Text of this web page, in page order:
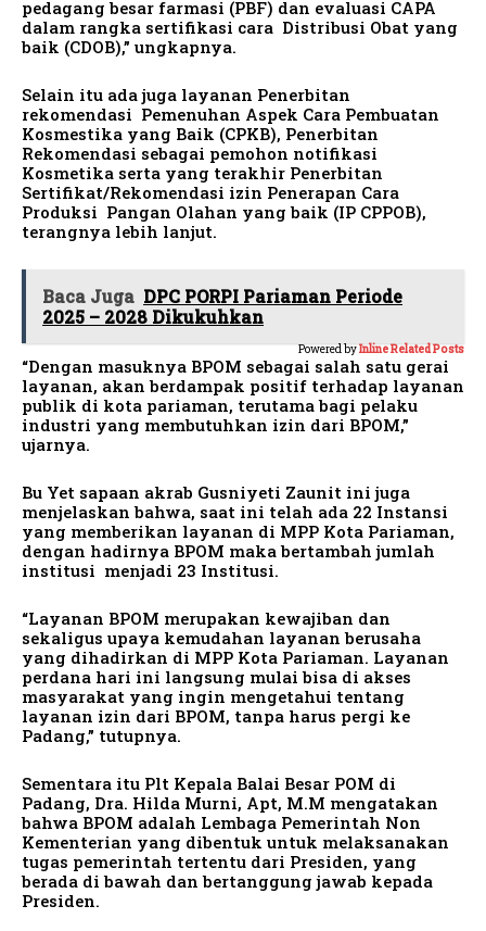
pedagang besar farmasi (PBF) dan evaluasi CAPA
dalam rangka sertifikasi cara Distribusi Obat yang
baik (CDOB),” ungkapnya.
Selain itu ada juga layanan Penerbitan
rekomendasi Pemenuhan Aspek Cara Pembuatan
Kosmestika yang Baik (CPKB), Penerbitan
Rekomendasi sebagai pemohon notifikasi
Kosmetika serta yang terakhir Penerbitan
Sertifikat/Rekomendasi izin Penerapan Cara
Produksi Pangan Olahan yang baik (IP CPPOB),
terangnya lebih lanjut.
Baca Juga DPC PORPI Pariaman Periode
2025 – 2028 Dikukuhkan
Powered byInline Related Posts
“Dengan masuknya BPOM sebagai salah satu gerai
layanan, akan berdampak positif terhadap layanan
publik di kota pariaman, terutama bagi pelaku
industri yang membutuhkan izin dari BPOM,”
ujarnya.
Bu Yet sapaan akrab Gusniyeti Zaunit ini juga
menjelaskan bahwa, saat ini telah ada 22 Instansi
yang memberikan layanan di MPP Kota Pariaman,
dengan hadirnya BPOM maka bertambah jumlah
institusi menjadi 23 Institusi.
“Layanan BPOM merupakan kewajiban dan
sekaligus upaya kemudahan layanan berusaha
yang dihadirkan di MPP Kota Pariaman. Layanan
perdana hari ini langsung mulai bisa di akses
masyarakat yang ingin mengetahui tentang
layanan izin dari BPOM, tanpa harus pergi ke
Padang,” tutupnya.
Sementara itu Plt Kepala Balai Besar POM di
Padang, Dra. Hilda Murni, Apt, M.M mengatakan
bahwa BPOM adalah Lembaga Pemerintah Non
Kementerian yang dibentuk untuk melaksanakan
tugas pemerintah tertentu dari Presiden, yang
berada di bawah dan bertanggung jawab kepada
Presiden.